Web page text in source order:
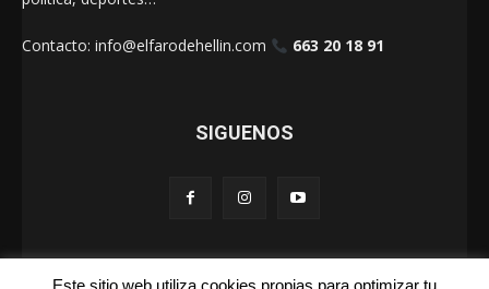
Contacto: info@elfarodehellin.com 663 20 18 91
SIGUENOS
Este sitio web utiliza cookies propias para optimizar tu